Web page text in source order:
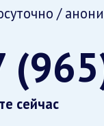
/
сейчас